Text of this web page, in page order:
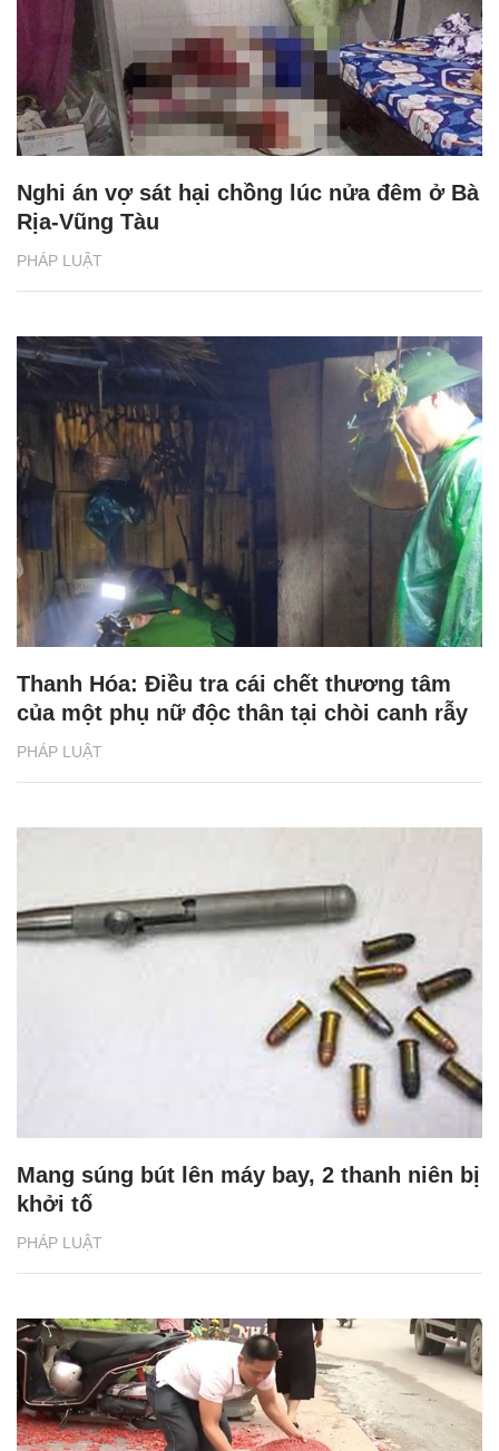
PHÁP LUẬT
Nghi án vợ sát hại chồng lúc nửa đêm ở Bà
Rịa-Vũng Tàu
PHÁP LUẬT
Thanh Hóa: Điều tra cái chết thương tâm
của một phụ nữ độc thân tại chòi canh rẫy
PHÁP LUẬT
Mang súng bút lên máy bay, 2 thanh niên bị
khởi tố